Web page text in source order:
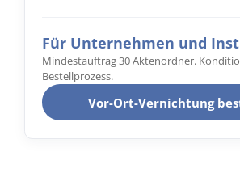
Für Unternehmen und
Mindestauftrag 30 Aktenordner.
Bestellprozess.
Vor-Ort-Vernichtung